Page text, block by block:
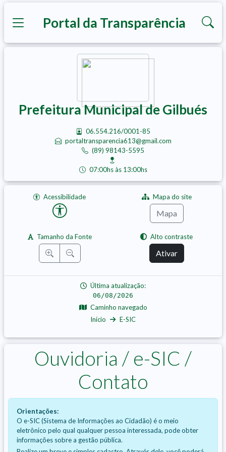
Portal da Transparência
Prefeitura Municipal de Gilbués
06.554.216/0001-85
portaltransparencia613@gmail.com
(89) 98143-5595
07:00hs às 13:00hs
Acessibilidade Mapa do site
Mapa
Tamanho da Fonte Alto contraste
Ativar
Última atualização:
06/08/2026
Caminho navegado
Início
E-SIC
Ouvidoria / e-SIC /
Contato
Orientações:
O e-SIC (Sistema de Informações ao Cidadão) é o meio
eletrônico pelo qual qualquer pessoa interessada, pode obter
informações sobre a gestão pública.